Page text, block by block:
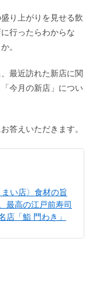
り上がりを見せる飲
行ったらわからな
。
最近訪れた新店に関
今月の新店」につい
答えいただきます。
まい店〉食材の旨
最高の江戸前寿司
店「鮨 門わき」